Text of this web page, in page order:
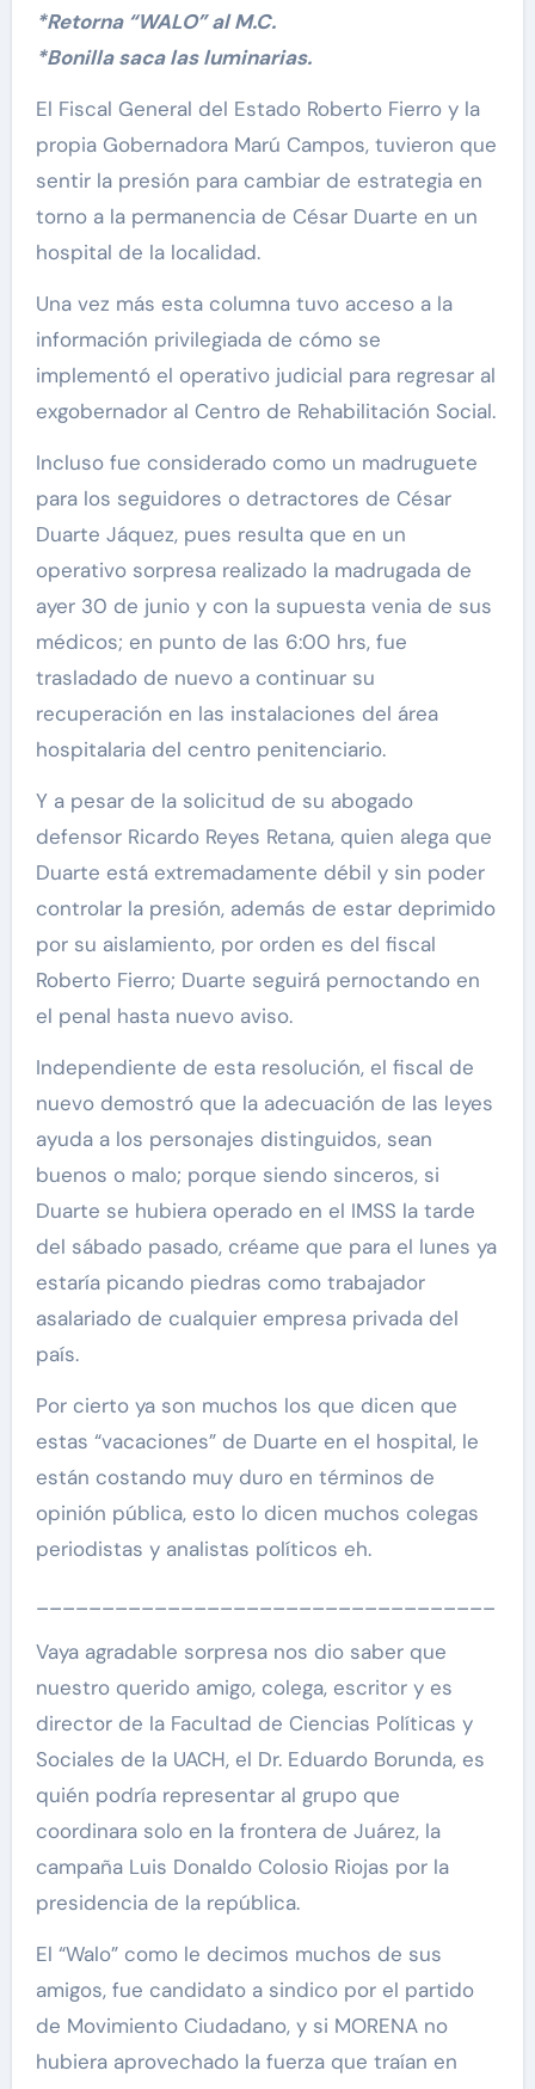
*Retorna “WALO” al M.C.
*Bonilla saca las luminarias.
El Fiscal General del Estado Roberto Fierro y la
propia Gobernadora Marú Campos, tuvieron que
sentir la presión para cambiar de estrategia en
torno a la permanencia de César Duarte en un
hospital de la localidad.
Una vez más esta columna tuvo acceso a la
información privilegiada de cómo se
implementó el operativo judicial para regresar al
exgobernador al Centro de Rehabilitación Social.
Incluso fue considerado como un madruguete
para los seguidores o detractores de César
Duarte Jáquez, pues resulta que en un
operativo sorpresa realizado la madrugada de
ayer 30 de junio y con la supuesta venia de sus
médicos; en punto de las 6:00 hrs, fue
trasladado de nuevo a continuar su
recuperación en las instalaciones del área
hospitalaria del centro penitenciario.
Y a pesar de la solicitud de su abogado
defensor Ricardo Reyes Retana, quien alega que
Duarte está extremadamente débil y sin poder
controlar la presión, además de estar deprimido
por su aislamiento, por orden es del fiscal
Roberto Fierro; Duarte seguirá pernoctando en
el penal hasta nuevo aviso.
Independiente de esta resolución, el fiscal de
nuevo demostró que la adecuación de las leyes
ayuda a los personajes distinguidos, sean
buenos o malo; porque siendo sinceros, si
Duarte se hubiera operado en el IMSS la tarde
del sábado pasado, créame que para el lunes ya
estaría picando piedras como trabajador
asalariado de cualquier empresa privada del
país.
Por cierto ya son muchos los que dicen que
estas “vacaciones” de Duarte en el hospital, le
están costando muy duro en términos de
opinión pública, esto lo dicen muchos colegas
periodistas y analistas políticos eh.
Vaya agradable sorpresa nos dio saber que
nuestro querido amigo, colega, escritor y es
director de la Facultad de Ciencias Políticas y
Sociales de la UACH, el Dr. Eduardo Borunda, es
quién podría representar al grupo que
coordinara solo en la frontera de Juárez, la
campaña Luis Donaldo Colosio Riojas por la
presidencia de la república.
El “Walo” como le decimos muchos de sus
amigos, fue candidato a sindico por el partido
de Movimiento Ciudadano, y si MORENA no
hubiera aprovechado la fuerza que traían en